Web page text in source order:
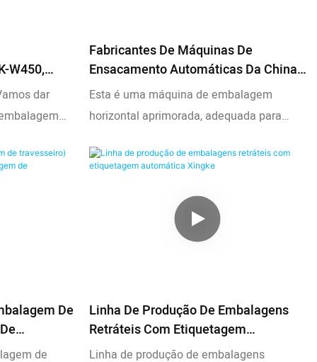
W450,
dar
(Máquina
XK-
Fabricantes De Máquinas De
Ensacamento Automáticas Da China -
Xingke
Esta é uma máquina de embalagem
horizontal aprimorada, adequada para
torneiras, etc. Ao pré-processando o filme,
requisitos do cliente
De
De
de
Linha De Produção De Embalagens
Retráteis Com Etiquetagem
Automática Xingke
Linha de produção de embalagens